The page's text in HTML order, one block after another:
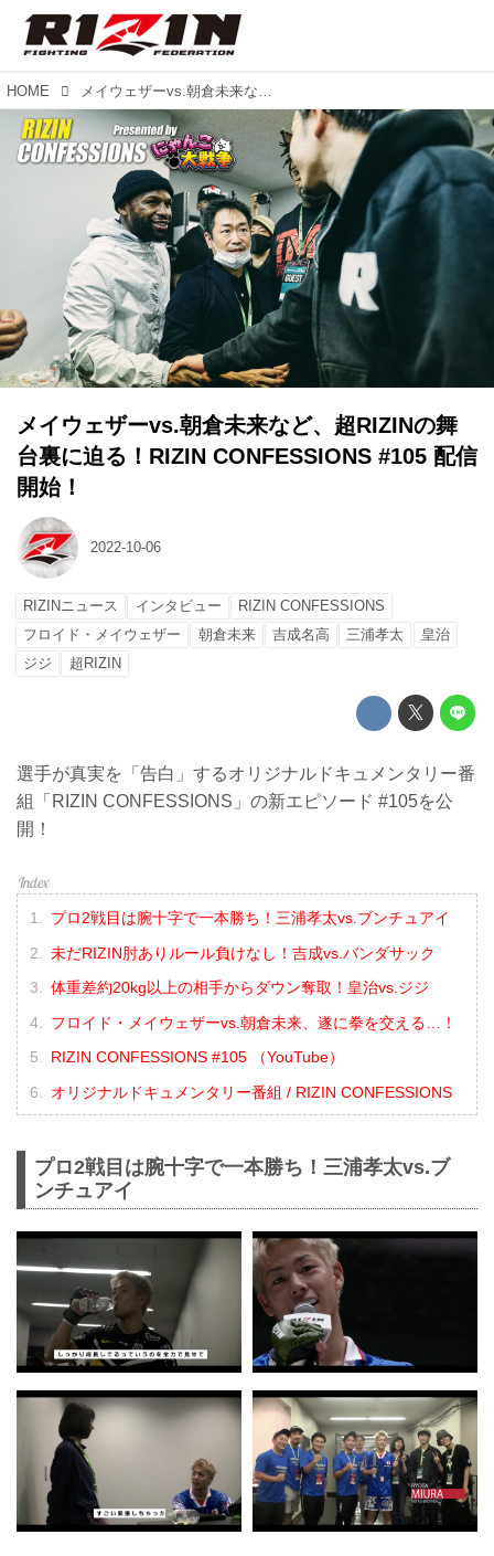
HOME メイウェザーvs.朝倉未来など、超RIZINの舞台裏に迫る！RIZIN CONFESSIONS #105 配信開始！
メイウェザーvs.朝倉未来など、超RIZINの舞
台裏に迫る！RIZIN CONFESSIONS #105 配信
開始！
2022-10-06
RIZINニュース インタビュー
RIZIN CONFESSIONS
フロイド・メイウェザー
朝倉未来 吉成名高 三浦孝太
皇治
ジジ
超RIZIN
選手が真実を「告白」するオリジナルドキュメンタリー番
組「RIZIN CONFESSIONS」の新エピソード #105を公
開！
プロ2戦目は腕十字で一本勝ち！三浦孝太vs.ブンチュアイ
未だRIZIN肘ありルール負けなし！吉成vs.バンダサック
体重差約20kg以上の相手からダウン奪取！皇治vs.ジジ
フロイド・メイウェザーvs.朝倉未来、遂に拳を交える…！
RIZIN CONFESSIONS #105 （YouTube）
オリジナルドキュメンタリー番組 / RIZIN CONFESSIONS
プロ2戦目は腕十字で一本勝ち！三浦孝太vs.ブ
ンチュアイ